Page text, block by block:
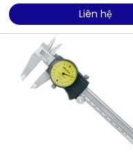
Liên hệ